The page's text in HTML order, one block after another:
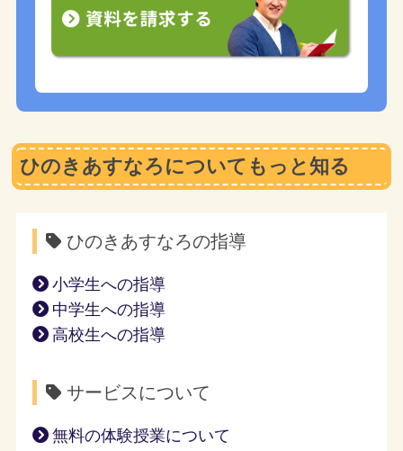
ひのきあすなろについてもっと知る
ひのきあすなろの指導
小学生への指導
中学生への指導
高校生への指導
サービスについて
無料の体験授業について